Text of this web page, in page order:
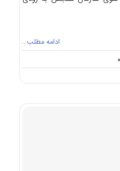
ادامه مطلب…
on
دانلود
آزمون